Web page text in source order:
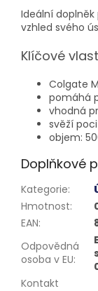
Ideální
vzhled svého
Klíčové
Colgate
pomáhá
vhodná
svěží
objem:
Doplňkové
Kategorie:
Hmotnost:
EAN:
Odpovědná
osoba v EU:
Kontakt